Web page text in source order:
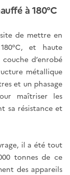
à 180°C
de mettre en
et haute
d’enrobé
métallique
et un phasage
maîtriser les
sa résistance et
il a été tout
tonnes de ce
des appareils